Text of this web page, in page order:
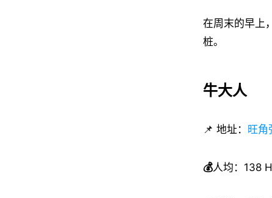
在周末的早上
桩。
牛大人
📌 地址： 旺角
💰人均：138